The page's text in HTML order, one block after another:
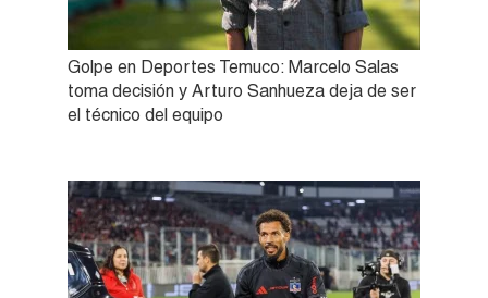
Golpe en Deportes Temuco: Marcelo Salas
toma decisión y Arturo Sanhueza deja de ser
el técnico del equipo